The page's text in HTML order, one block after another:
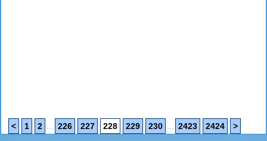
< 1 2 ... 226 227 228 229 230 ... 2423 2424 >